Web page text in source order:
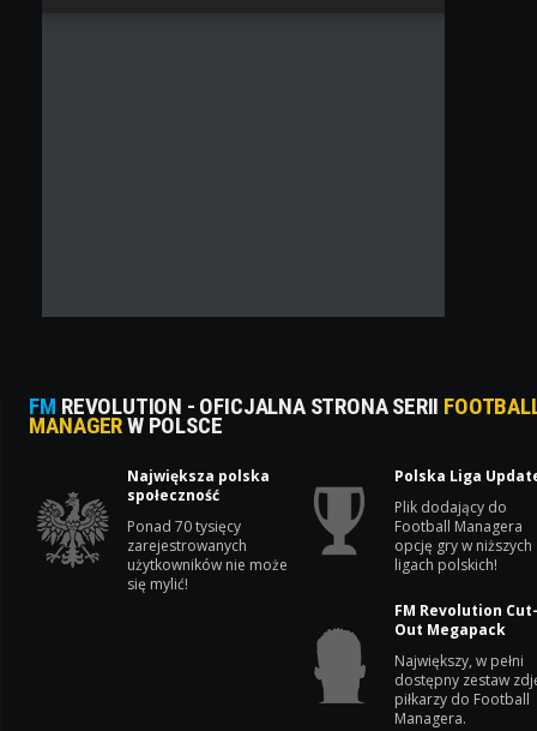
FM REVOLUTION - OFICJALNA STRONA SERII
MANAGERW POLSCE
Największa polska
społeczność
Ponad 70 tysięcy
zarejestrowanych
użytkowników nie może
się mylić!
Polska Liga
Plik dodający do
Football Managera
opcję gry w niższych
ligach polskich!
FM Revolution
Out Megapack
Największy, w pełni
dostępny zestaw
piłkarzy do Football
Managera.